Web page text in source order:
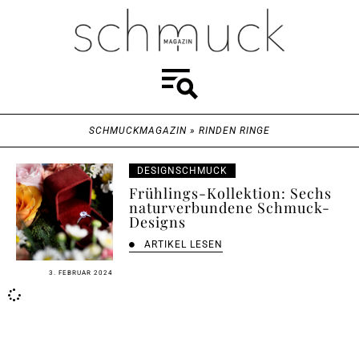
SCHMUCKMAGAZIN » RINDEN RINGE
3. FEBRUAR 2024
DESIGNSCHMUCK
Frühlings-Kollektion: Sechs
naturverbundene Schmuck-
Designs
ARTIKEL LESEN